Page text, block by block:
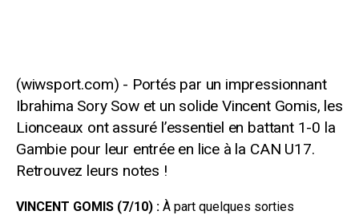
Portés par un impressionnant
Ibrahima Sory Sow et un solide Vincent Gomis, les
Lionceaux ont assuré l’essentiel en battant 1-0 la
Gambie pour leur entrée en lice à la CAN U17.
Retrouvez leurs notes !
VINCENT GOMIS (7/10) : À part quelques sorties